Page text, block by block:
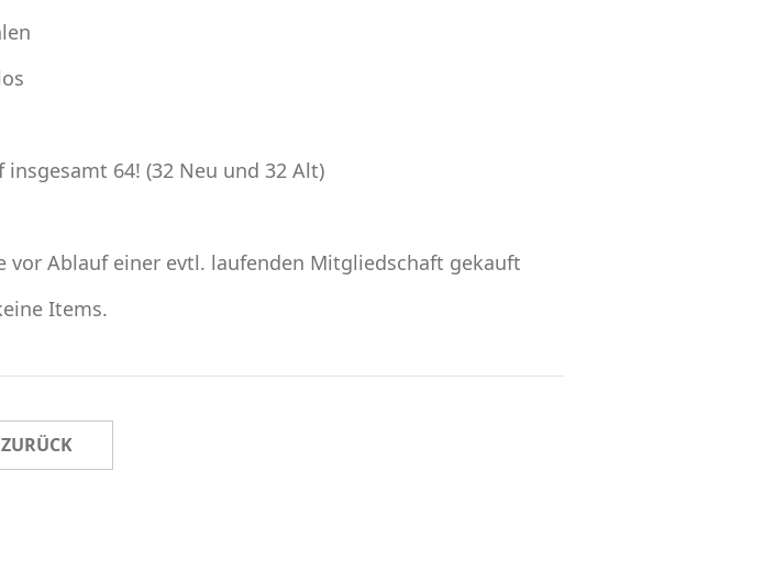
64! (32 Neu und 32 Alt)
vor Ablauf einer evtl. laufenden Mitgliedschaft gekauft
Items.
ZURÜCK